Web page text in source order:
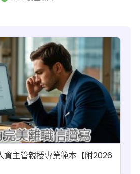
資主管親授專業範本【附2026